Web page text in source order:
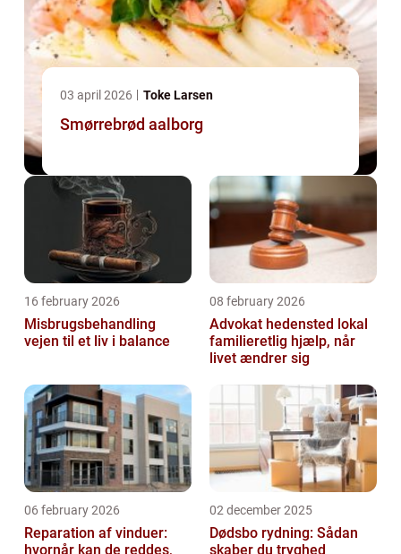
03 april 2026 Toke Larsen
Smørrebrød aalborg
16 february 2026
Misbrugsbehandling
vejen til et liv i balance
08 february 2026
Advokat hedensted lokal
familieretlig hjælp, når
livet ændrer sig
06 february 2026
Reparation af vinduer:
hvornår kan de reddes,
02 december 2025
Dødsbo rydning: Sådan
skaber du tryghed